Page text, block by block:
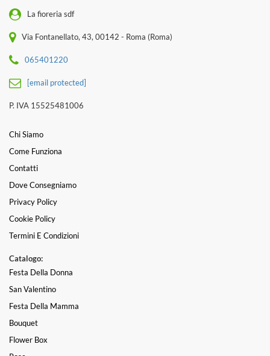
La fioreria sdf
Via Fontanellato, 43, 00142 - Roma (Roma)
065401220
[email protected]
P. IVA 15525481006
Chi Siamo
Come Funziona
Contatti
Dove Consegniamo
Privacy Policy
Cookie Policy
Termini E Condizioni
Catalogo:
Festa Della Donna
San Valentino
Festa Della Mamma
Bouquet
Flower Box